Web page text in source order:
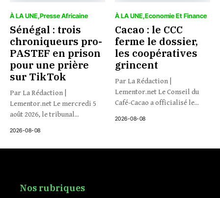
À LA UNE Presse Africaine
Sénégal : trois
chroniqueurs pro-
PASTEF en prison
pour une prière
sur TikTok
Par La Rédaction |
Lementor.net Le mercredi 5
août 2026, le tribunal...
2026-08-08
À LA UNE Economie Et Finance
Cacao : le CCC
ferme le dossier,
les coopératives
grincent
Par La Rédaction |
Lementor.net Le Conseil du
Café-Cacao a officialisé le...
2026-08-08
Nos rubriques